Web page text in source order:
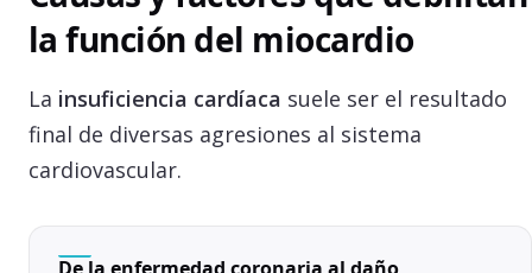
la función del miocardio
La insuficiencia cardíaca suele ser el resultado
final de diversas agresiones al sistema
cardiovascular.